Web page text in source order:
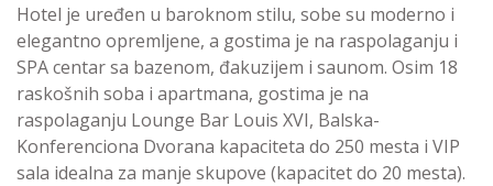
Hotel je uređen u baroknom stilu, sobe su moderno i
elegantno opremljene, a gostima je na raspolaganju i
SPA centar sa bazenom, đakuzijem i saunom. Osim 18
raskošnih soba i apartmana, gostima je na
raspolaganju Lounge Bar Louis XVI, Balska-
Konferenciona Dvorana kapaciteta do 250 mesta i VIP
sala idealna za manje skupove (kapacitet do 20 mesta).